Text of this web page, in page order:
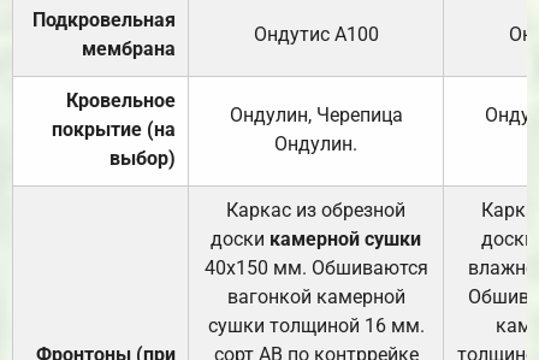
Подкровельная
мембрана
Ондутис А100
Кровельное
покрытие (на
выбор)
Ондулин, Черепица
Ондулин.
Фронтоны (при
Каркас из обрезной
доски камерной сушки
40х150 мм. Обшиваются
вагонкой камерной
сушки толщиной 16 мм.
сорт АВ по контррейке
доски